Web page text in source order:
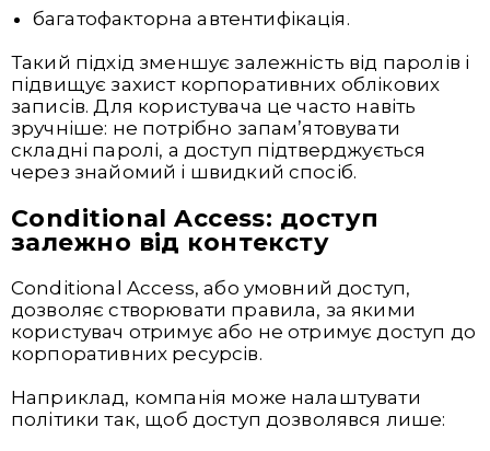
багатофакторна автентифікація.
Такий підхід зменшує залежність від паролів і
підвищує захист корпоративних облікових
записів. Для користувача це часто навіть
зручніше: не потрібно запам’ятовувати
складні паролі, а доступ підтверджується
через знайомий і швидкий спосіб.
Conditional Access: доступ
залежно від контексту
Conditional Access, або умовний доступ,
дозволяє створювати правила, за якими
користувач отримує або не отримує доступ до
корпоративних ресурсів.
Наприклад, компанія може налаштувати
політики так, щоб доступ дозволявся лише: